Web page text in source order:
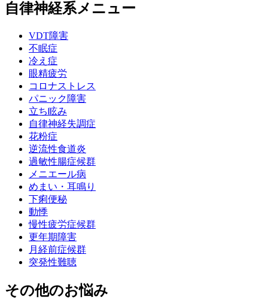
自律神経系メニュー
VDT障害
不眠症
冷え症
眼精疲労
コロナストレス
パニック障害
立ち眩み
自律神経失調症
花粉症
逆流性食道炎
過敏性腸症候群
メニエール病
めまい・耳鳴り
下痢便秘
動悸
慢性疲労症候群
更年期障害
月経前症候群
突発性難聴
その他のお悩み